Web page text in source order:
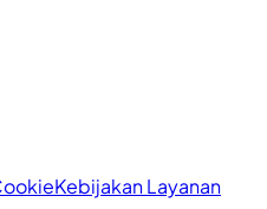
Kebijakan Layanan